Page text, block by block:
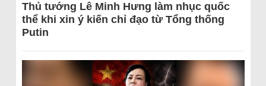
Thủ tướng Lê Minh Hưng làm nhục quốc
thể khi xin ý kiến chỉ đạo từ Tổng thống
Putin